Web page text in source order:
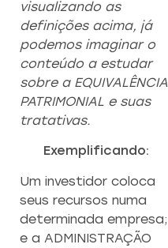
visualizando as
definições acima, já
podemos imaginar o
conteúdo a estudar
sobre a EQUIVALÊNCIA
PATRIMONIAL e suas
tratativas.
Exemplificando:
Um investidor coloca
seus recursos numa
determinada empresa;
e a ADMINISTRAÇÃO